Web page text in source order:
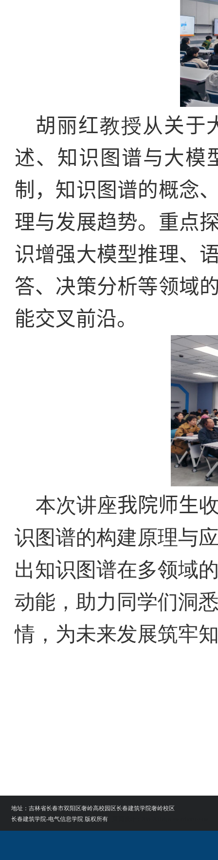
胡丽红教授从关于
述、知识图谱与大模
制，知识图谱的概念
理与发展趋势。重点
识增强大模型推理、
答、决策分析等领域
能交叉前沿。
本次讲座我院师生
识图谱的构建原理与
出知识图谱在多领域
动能，助力同学们洞
情，为未来发展筑牢
地址：吉林省长春市双阳区奢岭高校园区长春建筑学院奢岭校区
长春建筑学院-电气信息学院 版权所有